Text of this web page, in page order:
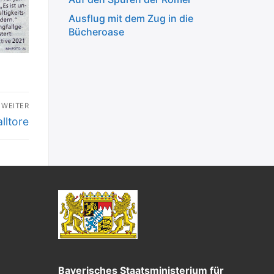
WEITER
Ausflug mit dem Zug in die
Bücheroase
Bayerisches Staatsministerium für